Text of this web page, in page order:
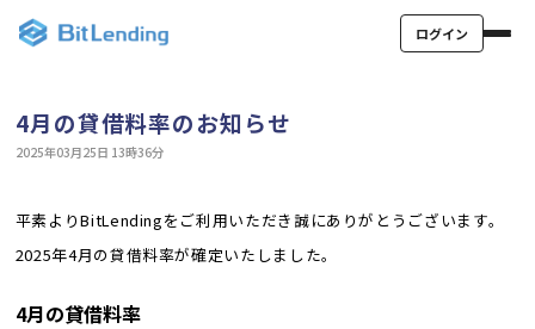
ログイン
4月の貸借料率のお知らせ
2025年03月25日 13時36分
平素よりBitLendingをご利用いただき誠にありがとうございます。
2025年4月の貸借料率が確定いたしました。
4月の貸借料率